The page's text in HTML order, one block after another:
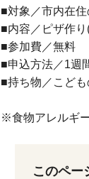
■対象／市内在
■内容／ピザ作
■参加費／無料
■申込方法／1週
■持ち物／こど
※食物アレルギ
このペー